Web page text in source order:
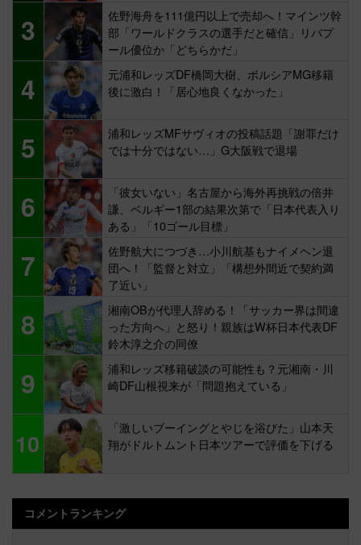
3
佐野海舟を111億円以上で売却へ！マインツ幹
部「ワールドクラスの選手だと確信」リバプ
ール優位か「どちらかだ」
4
元浦和レッズDF橋岡大樹、ボルシアMG移籍
後に激白！「居心地良くなかった」
5
浦和レッズMFサヴィオの投稿話題「謝罪だけ
では十分ではない…」G大阪戦で退場
6
「彼女いない」名古屋から海外再挑戦の倍井
謙、ベルギー1部の結果次第で「日本代表入り
ある」「10ゴール目標」
7
佐野航大につづき…小川航基もナイメヘン退
団へ！「監督と対立」「構想外間近で契約満
了近い」
8
湘南OBが代理人辞める！「サッカー界は間違
った方向へ」と怒り！親族はW杯日本代表DF
鈴木淳之介の同僚
9
浦和レッズ移籍破談の可能性も？元湘南・川
崎DF山根視来が「問題抱えている」
10
「激しいブーイングとやじを浴びた」山本天
翔がドルトムント日本ツアーで評価を下げる
コメントランキング